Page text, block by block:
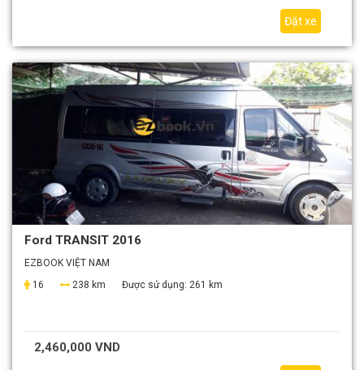
Đặt xe
Ford TRANSIT 2016
EZBOOK VIỆT NAM
16
238 km Được sử dụng: 261 km
2,460,000 VND